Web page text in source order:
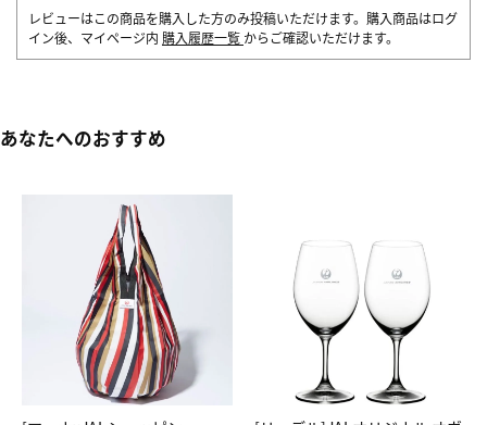
レビューはこの商品を購入した方のみ投稿いただけます。購入商品はログ
イン後、マイページ内 購入履歴一覧 からご確認いただけます。
あなたへのおすすめ